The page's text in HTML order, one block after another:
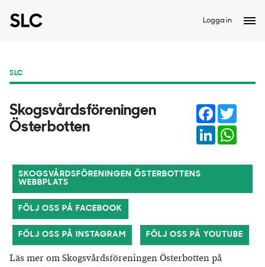
Logga in
SLC
Skogsvårdsföreningen
Österbotten
Facebook
LinkedIn
SKOGSVÅRDSFÖRENINGEN ÖSTERBOTTENS
WEBBPLATS
FÖLJ OSS PÅ FACEBOOK
FÖLJ OSS PÅ INSTAGRAM FÖLJ OSS PÅ YOUTUBE
Läs mer om Skogsvårdsföreningen Österbotten på